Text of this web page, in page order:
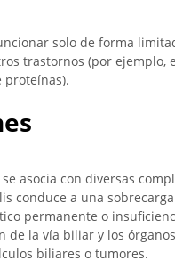
solo de forma
trastornos (por ejemplo,
proteínas).
asocia con diversas
conduce a una
permanente o
de la vía biliar y los
biliares o tumores.